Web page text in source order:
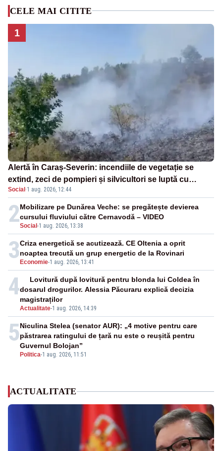
CELE MAI CITITE
1
Alertă în Caraș-Severin: incendiile de vegetație se
extind, zeci de pompieri și silvicultori se luptă cu
flăcările - VIDEO
Social ·1 aug. 2026, 12:44
2Social -1 aug. 2026, 13:38
Mobilizare pe Dunărea Veche: se pregătește devierea
cursului fluviului către Cernavodă – VIDEO
3 Economie-1 aug. 2026, 13:41
Criza energetică se acutizează. CE Oltenia a oprit
noaptea trecută un grup energetic de la Rovinari
4
Actualitate-1 aug. 2026, 14:39
Lovitură după lovitură pentru blonda lui Coldea în
dosarul drogurilor. Alessia Păcuraru explică decizia
magistraților
5
Politica-1 aug. 2026, 11:51
Niculina Stelea (senator AUR): „4 motive pentru care
păstrarea ratingului de țară nu este o reușită pentru
Guvernul Bolojan”
ACTUALITATE